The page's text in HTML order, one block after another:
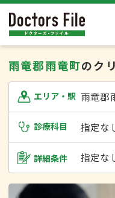
雨竜郡雨竜町のク
エリア・駅 雨竜郡
診療科目 指定な
詳細条件 指定な